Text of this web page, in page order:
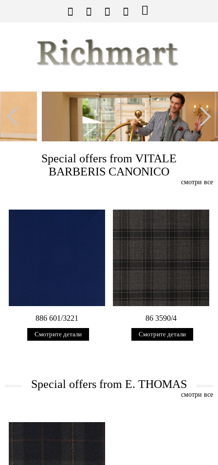
Special offers from VITALE
BARBERIS CANONICO
смотри все
886 601/3221
Смотрите детали
86 3590/4
Смотрите детали
Special offers from E. THOMAS
смотри все